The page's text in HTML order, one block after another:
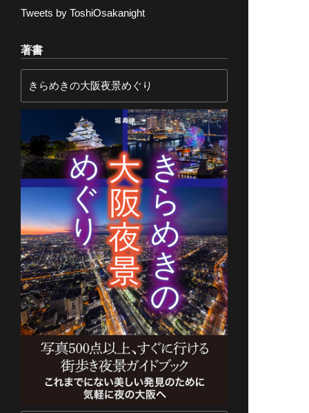
Tweets by ToshiOsakanight
著書
きらめきの大阪夜景めぐり